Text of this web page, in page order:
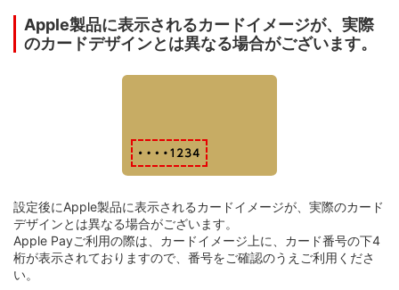
Apple製品に表示されるカードイメージが、実際
のカードデザインとは異なる場合がございます。
設定後にApple製品に表示されるカードイメージが、実際のカード
デザインとは異なる場合がございます。
Apple Payご利用の際は、カードイメージ上に、カード番号の下4
桁が表示されておりますので、番号をご確認のうえご利用くださ
い。